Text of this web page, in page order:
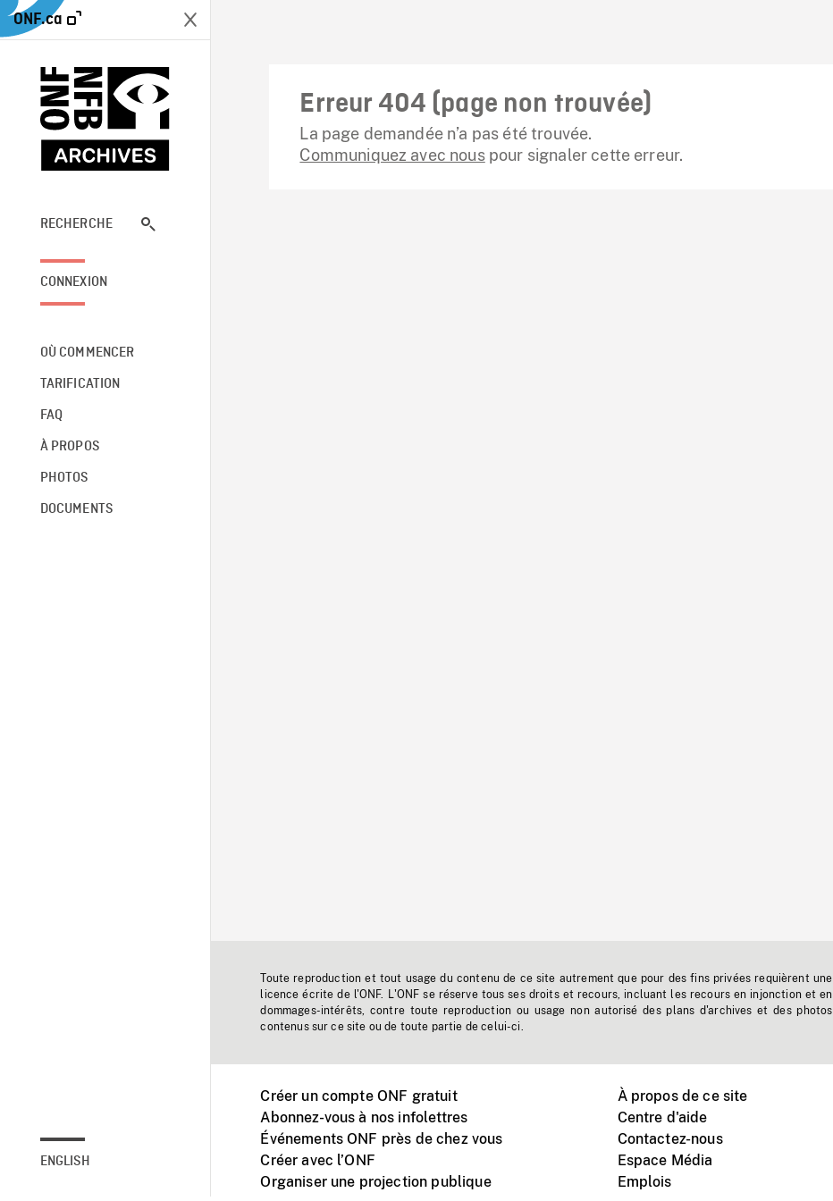
ONF.ca
RECHERCHE
CONNEXION
OÙ COMMENCER
TARIFICATION
FAQ
À PROPOS
PHOTOS
DOCUMENTS
ENGLISH
Erreur 404 (page non trouvée)
La page demandée n’a pas été trouvée.
Communiquez avec nouspour signaler cette erreur.
Toute reproduction et tout usage du contenu de ce site autrement que pour des fins privées requièrent une
licence écrite de l'ONF. L'ONF se réserve tous ses droits et recours, incluant les recours en injonction et en
dommages-intérêts, contre toute reproduction ou usage non autorisé des plans d'archives et des photos
contenus sur ce site ou de toute partie de celui-ci.
Créer un compte ONF gratuit
Abonnez-vous à nos infolettres
Événements ONF près de chez vous
Créer avec l’ONF
Organiser une projection publique
À propos de ce site
Centre d'aide
Contactez-nous
Espace Média
Emplois